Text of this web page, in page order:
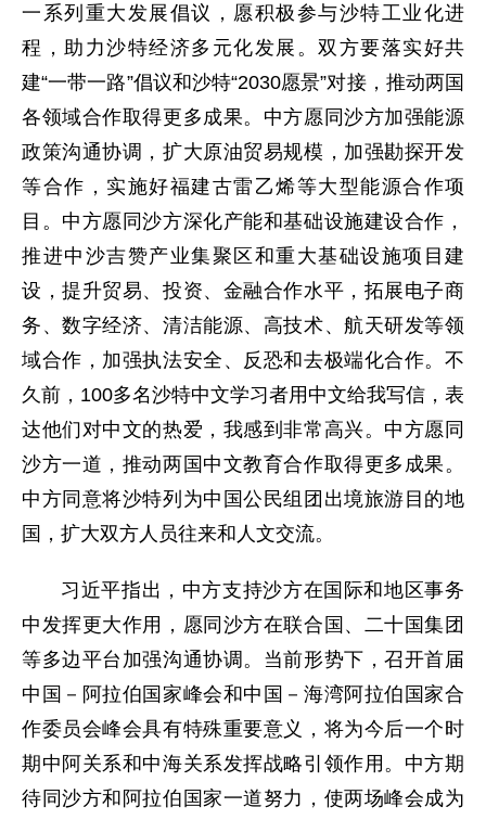
一系列重大发展倡议，愿积极参与沙特工业化进
程，助力沙特经济多元化发展。双方要落实好共
建“一带一路”倡议和沙特“2030愿景”对接，推动两国
各领域合作取得更多成果。中方愿同沙方加强能源
政策沟通协调，扩大原油贸易规模，加强勘探开发
等合作，实施好福建古雷乙烯等大型能源合作项
目。中方愿同沙方深化产能和基础设施建设合作，
推进中沙吉赞产业集聚区和重大基础设施项目建
设，提升贸易、投资、金融合作水平，拓展电子商
务、数字经济、清洁能源、高技术、航天研发等领
域合作，加强执法安全、反恐和去极端化合作。不
久前，100多名沙特中文学习者用中文给我写信，表
达他们对中文的热爱，我感到非常高兴。中方愿同
沙方一道，推动两国中文教育合作取得更多成果。
中方同意将沙特列为中国公民组团出境旅游目的地
国，扩大双方人员往来和人文交流。
习近平指出，中方支持沙方在国际和地区事务
中发挥更大作用，愿同沙方在联合国、二十国集团
等多边平台加强沟通协调。当前形势下，召开首届
中国－阿拉伯国家峰会和中国－海湾阿拉伯国家合
作委员会峰会具有特殊重要意义，将为今后一个时
期中阿关系和中海关系发挥战略引领作用。中方期
待同沙方和阿拉伯国家一道努力，使两场峰会成为